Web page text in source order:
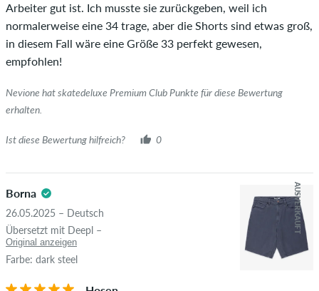
leider nicht garantieren, dass die Personen den Artikel
wirklich besitzen oder besessen haben.
Arbeiter gut ist. Ich musste sie zurückgeben, weil ich
normalerweise eine 34 trage, aber die Shorts sind etwas groß,
in diesem Fall wäre eine Größe 33 perfekt gewesen,
empfohlen!
Nevione hat skatedeluxe Premium Club Punkte für diese Bewertung
erhalten.
Ist diese Bewertung hilfreich? 0
Borna
26.05.2025 – Deutsch
Übersetzt mit Deepl –
Original anzeigen
Farbe: dark steel
AUSVERKAUFT